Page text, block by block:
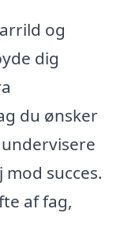
og
dig
du ønsker
succes.
af fag,